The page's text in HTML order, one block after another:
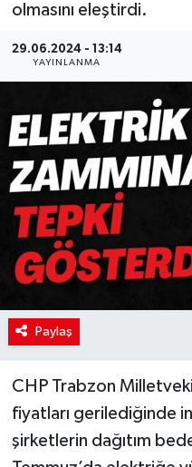
olmasını eleştirdi.
29.06.2024 - 13:14
YAYINLANMA
Paylaş
CHP Trabzon
fiyatları gerilediğinde
şirketlerin dağıtım